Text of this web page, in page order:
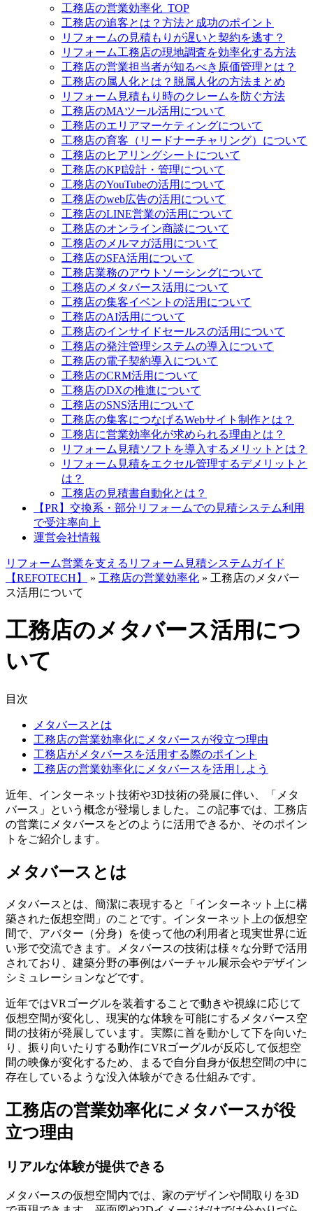
工務店の営業効率化_TOP
工務店の追客とは？方法と成功のポイント
リフォームの見積もりが遅いと契約を逃す？
リフォーム工務店の現地調査を効率化する方法
工務店の営業担当者が知るべき原価管理とは？
工務店の属人化とは？脱属人化の方法まとめ
リフォーム見積もり時のクレームを防ぐ方法
工務店のMAツール活用について
工務店のエリアマーケティングについて
工務店の育客（リードナーチャリング）について
工務店のヒアリングシートについて
工務店のKPI設計・管理について
工務店のYouTubeの活用について
工務店のweb広告の活用について
工務店のLINE営業の活用について
工務店のオンライン商談について
工務店のメルマガ活用について
工務店のSFA活用について
工務店業務のアウトソーシングについて
工務店のメタバース活用について
工務店の集客イベントの活用について
工務店のAI活用について
工務店のインサイドセールスの活用について
工務店の発注管理システムの導入について
工務店の電子契約導入について
工務店のCRM活用について
工務店のDXの推進について
工務店のSNS活用について
工務店の集客につなげるWebサイト制作とは？
工務店に営業効率化が求められる理由とは？
リフォーム見積ソフトを導入するメリットとは？
リフォーム見積をエクセル管理するデメリットと
は？
工務店の見積書自動化とは？
【PR】交換系・部分リフォームでの見積システム利用
で受注率向上
運営会社情報
リフォーム営業を支えるリフォーム見積システムガイド
【REFOTECH】
» 工務店の営業効率化 » 工務店のメタバー
ス活用について
工務店のメタバース活用につ
いて
目次
メタバースとは
工務店の営業効率化にメタバースが役立つ理由
工務店がメタバースを活用する際のポイント
工務店の営業効率化にメタバースを活用しよう
近年、インターネット技術や3D技術の発展に伴い、「メタ
バース」という概念が登場しました。この記事では、工務店
の営業にメタバースをどのように活用できるか、そのポイン
トをご紹介します。
メタバースとは
メタバースとは、簡潔に表現すると「 インターネット上に構
築された仮想空間 」のことです。インターネット上の仮想空
間で、アバター（分身）を使って他の利用者と現実世界に近
い形で交流できます。メタバースの技術は様々な分野で活用
されており、建築分野の事例はバーチャル展示会やデザイン
シミュレーションなどです。
近年ではVRゴーグルを装着することで動きや視線に応じて
仮想空間が変化し、現実的な体験を可能にするメタバース空
間の技術が発展しています。実際に首を動かして下を向いた
り、振り向いたりする動作にVRゴーグルが反応して仮想空
間の映像が変化するため、まるで自分自身が仮想空間の中に
存在しているような没入体験ができる仕組みです。
工務店の営業効率化にメタバースが役
立つ理由
リアルな体験が提供できる
メタバースの仮想空間内では、家のデザインや間取りを3D